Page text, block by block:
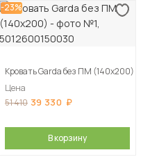
-23%
Кровать Garda без ПМ (140х200)
Цена
51 410 39 330
В корзину